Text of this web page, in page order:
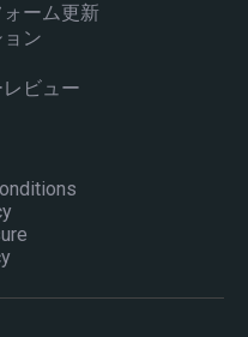
ーム更新
ン
レビュー